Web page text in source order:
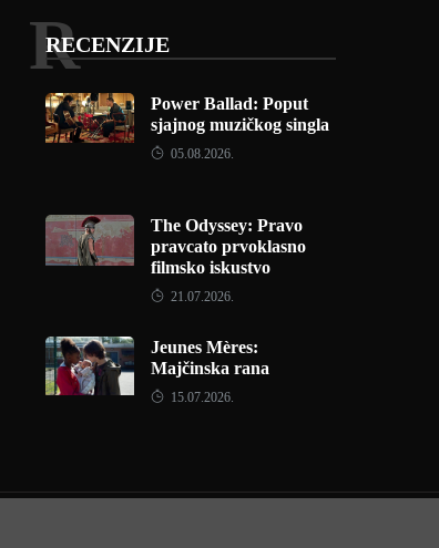
RECENZIJE
R
Power Ballad: Poput
sjajnog muzičkog singla
05.08.2026.
The Odyssey: Pravo
pravcato prvoklasno
filmsko iskustvo
21.07.2026.
Jeunes Mères:
Majčinska rana
15.07.2026.